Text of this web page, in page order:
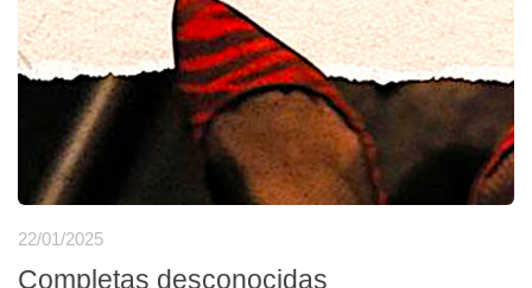
22/01/2025
Completas desconocidas